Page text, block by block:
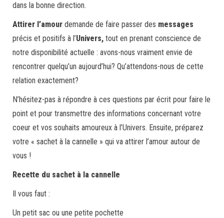
dans la bonne direction.
Attirer l’amour demande de faire passer des messages
précis et positifs à l’Univers, tout en prenant conscience de
notre disponibilité actuelle : avons-nous vraiment envie de
rencontrer quelqu’un aujourd’hui? Qu’attendons-nous de cette
relation exactement?
N’hésitez-pas à répondre à ces questions par écrit pour faire le
point et pour transmettre des informations concernant votre
coeur et vos souhaits amoureux à l’Univers. Ensuite, préparez
votre « sachet à la cannelle » qui va attirer l’amour autour de
vous !
Recette du sachet à la cannelle
Il vous faut :
Un petit sac ou une petite pochette